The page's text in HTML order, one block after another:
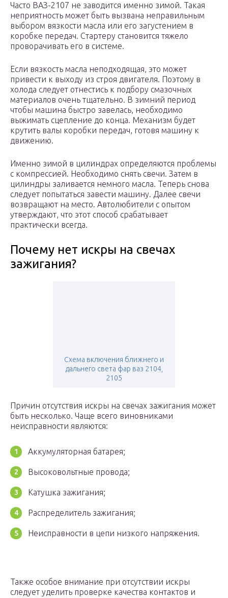
Часто ВАЗ-2107 не заводится именно зимой. Такая
неприятность может быть вызвана неправильным
выбором вязкости масла или его загустением в
коробке передач. Стартеру становится тяжело
проворачивать его в системе.
Если вязкость масла неподходящая, это может
привести к выходу из строя двигателя. Поэтому в
холода следует отнестись к подбору смазочных
материалов очень тщательно. В зимний период
чтобы машина быстро завелась, необходимо
выжимать сцепление до конца. Механизм будет
крутить валы коробки передач, готовя машину к
движению.
Именно зимой в цилиндрах определяются проблемы
с компрессией. Необходимо снять свечи. Затем в
цилиндры заливается немного масла. Теперь снова
следует попытаться завести машину. Далее свечи
возвращают на место. Автолюбители с опытом
утверждают, что этот способ срабатывает
практически всегда.
Почему нет искры на свечах
зажигания?
Схема включения ближнего и
дальнего света фар ваз 2104,
2105
Причин отсутствия искры на свечах зажигания может
быть несколько. Чаще всего виновниками
неисправности являются:
Аккумуляторная батарея;
Высоковольтные провода;
Катушка зажигания;
Распределитель зажигания;
Неисправности в цепи низкого напряжения.
Также особое внимание при отсутствии искры
следует уделить проверке качества контактов и